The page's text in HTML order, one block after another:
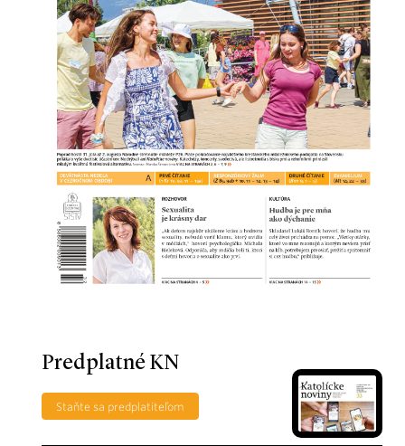
Predplatné KN
Staňte sa predplatiteľom